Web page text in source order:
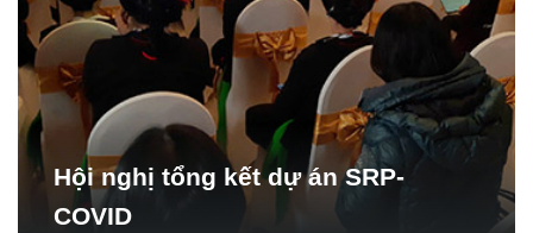
Hội nghị tổng kết dự án SRP-
COVID